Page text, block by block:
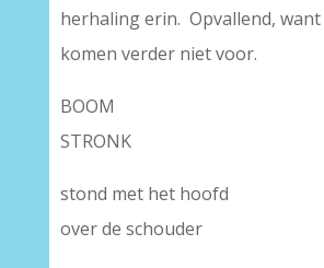
herhaling erin. Opvallend,
komen verder niet voor.
BOOM
STRONK
stond met het hoofd
over de schouder